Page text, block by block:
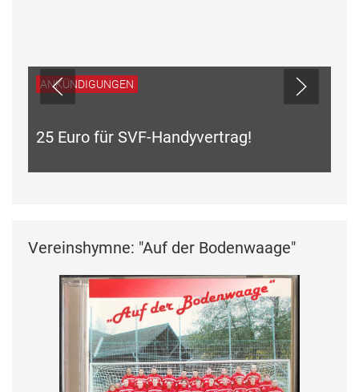
Vereinshymne: "Auf der Bodenwaage"